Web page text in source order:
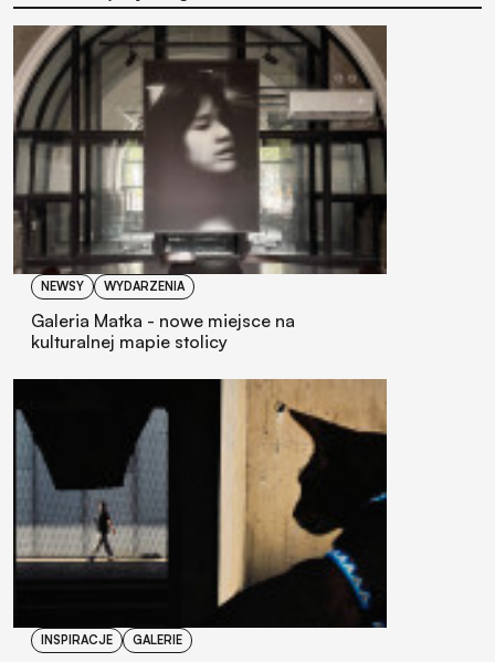
NEWSY WYDARZENIA
Galeria Matka - nowe miejsce na
kulturalnej mapie stolicy
INSPIRACJE GALERIE